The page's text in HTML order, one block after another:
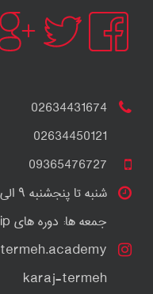
02634431674
02634450121
09365476727
شنبه تا پنجشنبه ۹ الی ۱۸
جمعه ها: دوره های vip و خصوصی
termeh.academy
karaj-termeh